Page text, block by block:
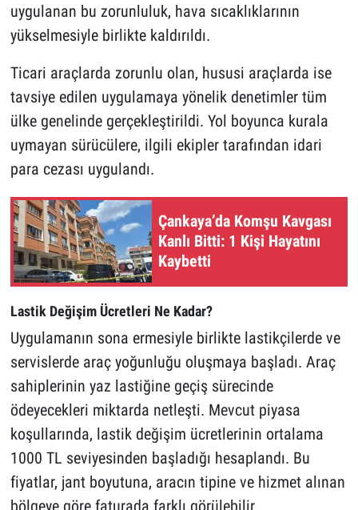
uygulanan bu zorunluluk, hava sıcaklıklarının
yükselmesiyle birlikte kaldırıldı.
Ticari araçlarda zorunlu olan, hususi araçlarda ise
tavsiye edilen uygulamaya yönelik denetimler tüm
ülke genelinde gerçekleştirildi. Yol boyunca kurala
uymayan sürücülere, ilgili ekipler tarafından idari
para cezası uygulandı.
Çankaya’da Komşu Kavgası
Kanlı Bitti: 1 Kişi Hayatını
Kaybetti
Lastik Değişim Ücretleri Ne Kadar?
Uygulamanın sona ermesiyle birlikte lastikçilerde ve
servislerde araç yoğunluğu oluşmaya başladı. Araç
sahiplerinin yaz lastiğine geçiş sürecinde
ödeyecekleri miktarda netleşti. Mevcut piyasa
koşullarında, lastik değişim ücretlerinin ortalama
1000 TL seviyesinden başladığı hesaplandı. Bu
fiyatlar, jant boyutuna, aracın tipine ve hizmet alınan
bölgeye göre faturada farklı görülebilir.